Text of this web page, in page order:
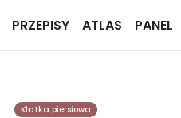
PRZEPISY ATLAS PANEL
Klatka piersiowa